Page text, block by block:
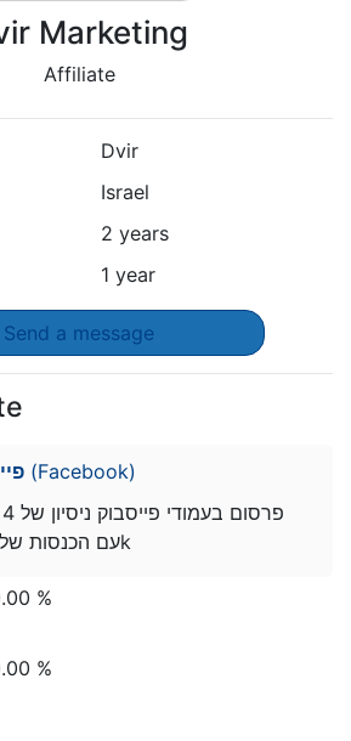
Marketing
Affiliate
Dvir
Israel
2 years
1 year
Send a message
(Facebook)
עם הכנסות של 200k
%
%